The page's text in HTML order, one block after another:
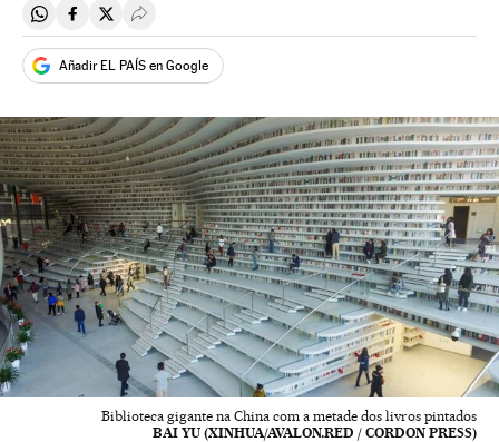
Compartir en Whatsapp
Compartir en Facebook
Compartir en Twitter
Desplegar Redes Sociales
Añadir EL PAÍS en Google
Biblioteca gigante na China com a metade dos livros pintados
BAI YU (XINHUA/AVALON.RED / CORDON PRESS)